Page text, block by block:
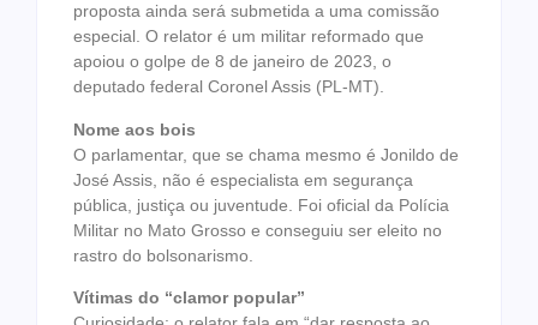
proposta ainda será submetida a uma comissão
especial. O relator é um militar reformado que
apoiou o golpe de 8 de janeiro de 2023, o
deputado federal Coronel Assis (PL-MT).
Nome aos bois
O parlamentar, que se chama mesmo é Jonildo de
José Assis, não é especialista em segurança
pública, justiça ou juventude. Foi oficial da Polícia
Militar no Mato Grosso e conseguiu ser eleito no
rastro do bolsonarismo.
Vítimas do “clamor popular”